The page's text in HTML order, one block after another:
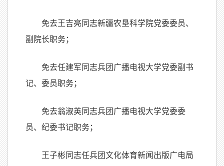
免去王吉亮同志新疆农垦科学院党委委员、
副院长职务；
免去任建军同志兵团广播电视大学党委副书
记、委员职务；
免去翁淑英同志兵团广播电视大学党委委
员、纪委书记职务；
王子彬同志任兵团文化体育新闻出版广电局